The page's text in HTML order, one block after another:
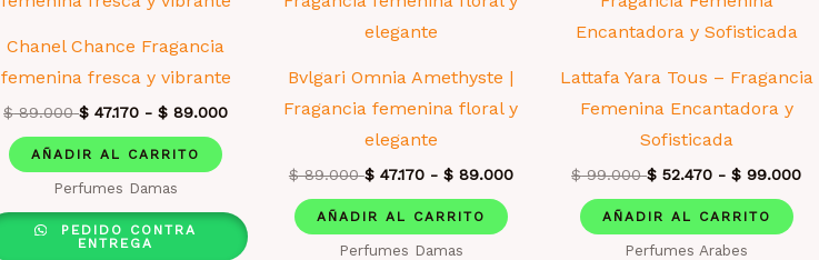
Chanel Chance Fragancia
femenina fresca y vibrante
$89.000 $ 47.170 -$ 89.000
AÑADIR AL CARRITO
Perfumes Damas
PEDIDO CONTRA
ENTREGA
Bvlgari Omnia Amethyste |
Fragancia femenina floral y
elegante
$89.000 $47.170- $89.000
AÑADIR AL CARRITO
Perfumes Damas
Lattafa Yara Tous – Fragancia
Femenina Encantadora y
Sofisticada
$99.000 $ 52.470 -$ 99.000
AÑADIR AL CARRITO
Perfumes Arabes